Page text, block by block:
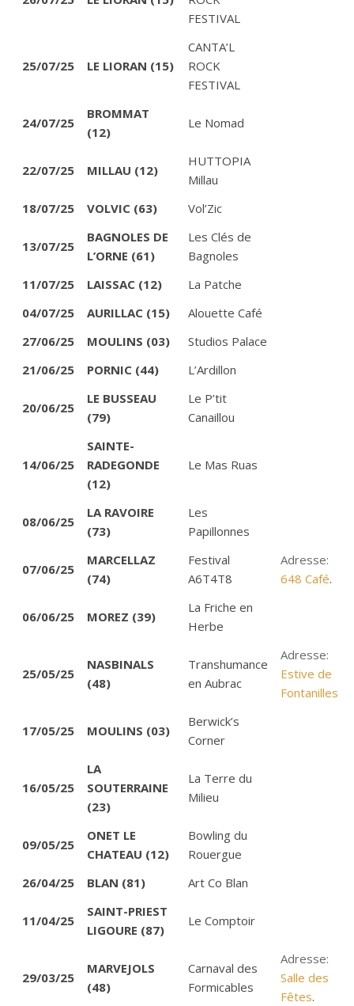
FESTIVAL
25/07/25 LE LIORAN (15)
CANTA’L
ROCK
FESTIVAL
24/07/25
BROMMAT
(12)
Le Nomad
22/07/25 MILLAU (12)
HUTTOPIA
Millau
18/07/25
VOLVIC (63) Vol’Zic
13/07/25
BAGNOLES DE
L’ORNE (61)
Les Clés de
Bagnoles
11/07/25
LAISSAC (12)
La Patche
04/07/25
AURILLAC (15)
Alouette Café
27/06/25
MOULINS (03)
Studios Palace
21/06/25
PORNIC (44) L’Ardillon
20/06/25
LE BUSSEAU
(79)
Le P’tit
Canaillou
14/06/25
SAINTE-
RADEGONDE
(12)
Le Mas Ruas
08/06/25
LA RAVOIRE
(73)
Les
Papillonnes
07/06/25
MARCELLAZ
(74)
Festival
A6T4T8
Adresse:
648 Café.
06/06/25 MOREZ (39)
La Friche en
Herbe
25/05/25
NASBINALS
(48)
Transhumance
en Aubrac
Adresse:
Estive de
Fontanilles
17/05/25 MOULINS (03)
Berwick’s
Corner
16/05/25
LA
SOUTERRAINE
(23)
La Terre du
Milieu
09/05/25
ONET LE
CHATEAU (12)
Bowling du
Rouergue
26/04/25
BLAN (81) Art Co Blan
11/04/25
SAINT-PRIEST
LIGOURE (87)
Le Comptoir
29/03/25
MARVEJOLS
(48)
Carnaval des
Formicables
Adresse:
Salle des
Fêtes.